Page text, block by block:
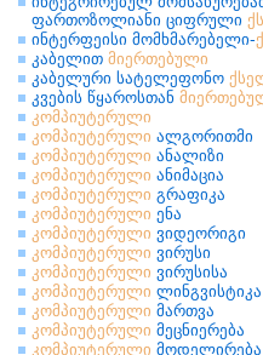
ფართოზოლიანი ციფრული
ინტერფეისი მომხმარებელი-
კაბელით მიერთებული
კაბელური სატელეფონო
კვების წყაროსთან
კომპიუტერული
კომპიუტერული ალგორითმი
კომპიუტერული ანალიზი
კომპიუტერული ანიმაცია
კომპიუტერული გრაფიკა
კომპიუტერული ენა
კომპიუტერული ვიდეორიგი
კომპიუტერული ვირუსი
კომპიუტერული ვირუსისა
კომპიუტერული ლინგვისტიკა
კომპიუტერული მართვა
კომპიუტერული მეცნიერება
კომპიუტერული მოდელირება